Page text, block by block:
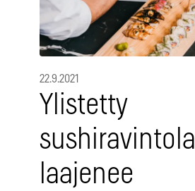
22.9.2021
Ylistetty
sushiravintola
laajenee